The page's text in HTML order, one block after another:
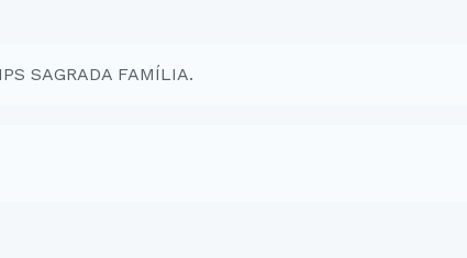
SAGRADA FAMÍLIA.